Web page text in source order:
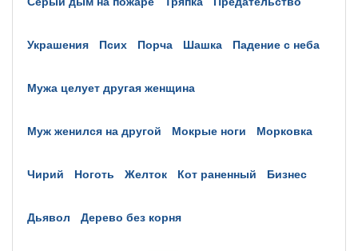
украшения псих порча шашка падение с неба
мужа целует другая женщина
муж женился на другой мокрые ноги морковка
чирий ноготь желток кот раненный бизнес
дьявол дерево без корня